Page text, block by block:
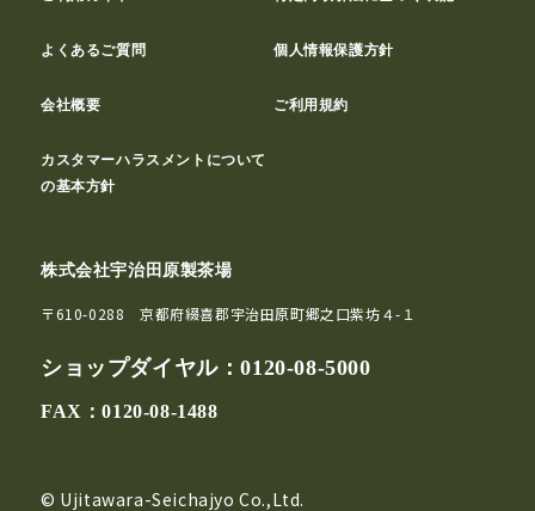
よくあるご質問 個人情報保護方針
会社概要 ご利用規約
カスタマーハラスメントについて
の基本方針
株式会社宇治田原製茶場
〒610-0288 京都府綴喜郡宇治田原町郷之口紫坊４-１
ショップダイヤル：0120-08-5000
FAX：0120-08-1488
© Ujitawara-Seichajyo Co.,Ltd.